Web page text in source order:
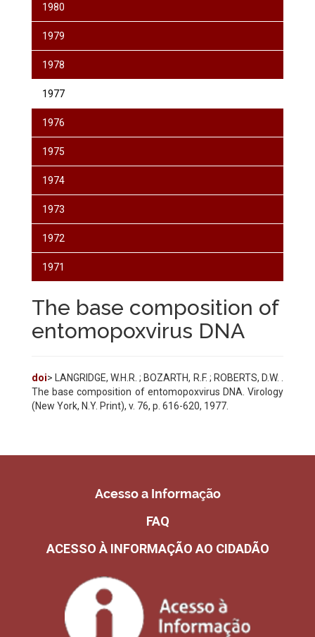
1980
1979
1978
1977
1976
1975
1974
1973
1972
1971
The base composition of
entomopoxvirus DNA
doi> LANGRIDGE, W.H.R. ; BOZARTH, R.F. ; ROBERTS, D.W. .
The base composition of entomopoxvirus DNA. Virology
(New York, N.Y. Print), v. 76, p. 616-620, 1977.
Acesso a Informação
FAQ
ACESSO À INFORMAÇÃO AO CIDADÃO